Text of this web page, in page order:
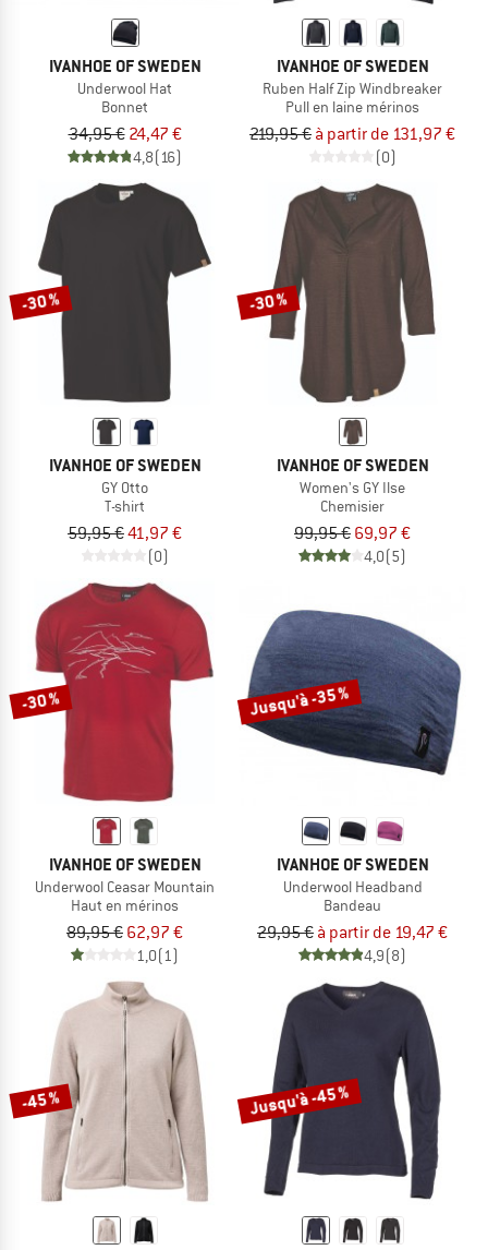
IVANHOE OF SWEDEN
Underwool Hat
Bonnet
34,95 € 24,47 €
4,8(16)
IVANHOE OF SWEDEN
Ruben Half Zip Windbreaker
Pull en laine mérinos
219,95 € à partir de 131,97 €
(0)
-30 %
IVANHOE OF SWEDEN
GY Otto
T-shirt
59,95 €41,97 €
(0)
-30 %
IVANHOE OF SWEDEN
Women's GY Ilse
Chemisier
99,95 € 69,97 €
4,0(5)
-30 %
IVANHOE OF SWEDEN
Underwool Ceasar Mountain
Haut en mérinos
89,95 € 62,97 €
1,0(1)
Jusqu'à -35 %
IVANHOE OF SWEDEN
Underwool Headband
Bandeau
29,95 € à partir de 19,47 €
4,9(8)
-45 % Jusqu'à -45 %